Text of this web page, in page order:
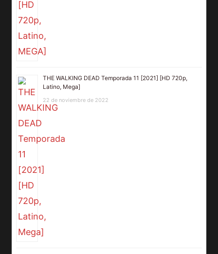
THE WALKING DEAD Temporada 11 [2021] [HD 720p,
Latino, Mega]
22 de noviembre de 2022